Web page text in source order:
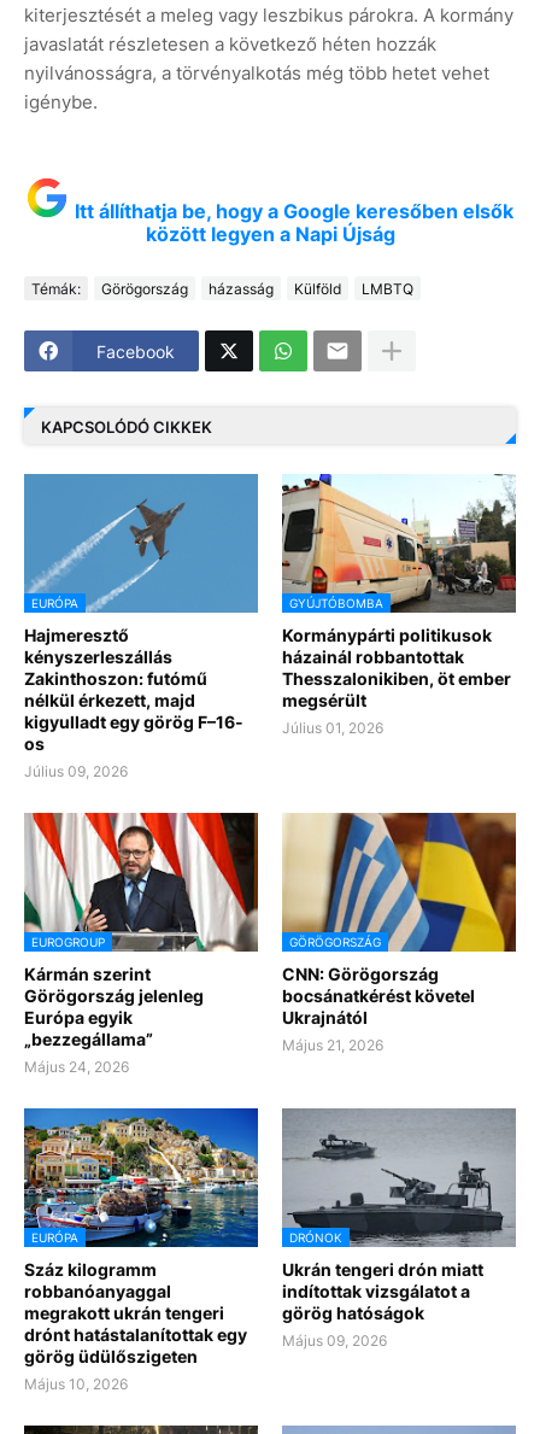
kiterjesztését a meleg vagy leszbikus párokra. A kormány
javaslatát részletesen a következő héten hozzák
nyilvánosságra, a törvényalkotás még több hetet vehet
igénybe.
Itt állíthatja be, hogy a Google keresőben elsők
között legyen a Napi Újság
Témák: Görögország házasság Külföld LMBTQ
Facebook
KAPCSOLÓDÓ CIKKEK
EURÓPA
Hajmeresztő
kényszerleszállás
Zakinthoszon: futómű
nélkül érkezett, majd
kigyulladt egy görög F–16-
os
Július 09, 2026
GYÚJTÓBOMBA
Kormánypárti politikusok
házainál robbantottak
Thesszalonikiben, öt ember
megsérült
Július 01, 2026
EUROGROUP
Kármán szerint
Görögország jelenleg
Európa egyik
„bezzegállama”
Május 24, 2026
GÖRÖGORSZÁG
CNN: Görögország
bocsánatkérést követel
Ukrajnától
Május 21, 2026
EURÓPA
Száz kilogramm
robbanóanyaggal
megrakott ukrán tengeri
drónt hatástalanítottak egy
görög üdülőszigeten
Május 10, 2026
DRÓNOK
Ukrán tengeri drón miatt
indítottak vizsgálatot a
görög hatóságok
Május 09, 2026